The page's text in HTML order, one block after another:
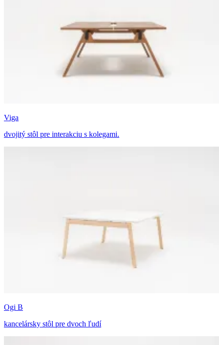
Viga
dvojitý stôl pre interakciu s kolegami.
Ogi B
kancelársky stôl pre dvoch ľudí